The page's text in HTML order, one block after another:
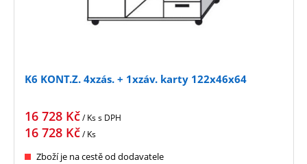
K6 KONT.Z. 4xzás. + 1xzáv. karty 122x46x64
16 728 Kč/ Kss DPH
16 728 Kč/ Ks
Zboží je na cestě od dodavatele